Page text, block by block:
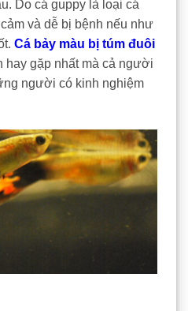
Do cá guppy là loại cá
và dễ bị bệnh nếu như
Cá bảy màu bị túm đuôi
hay gặp nhất mà cả người
người có kinh nghiệm